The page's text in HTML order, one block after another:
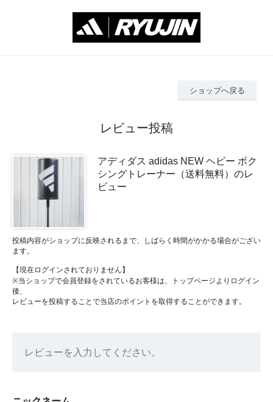
ショップへ戻る
レビュー投稿
アディダス adidas NEW ヘビー ボク
シングトレーナー（送料無料）のレ
ビュー
投稿内容がショップに反映されるまで、しばらく時間がかかる場合がござい
ます。
【現在ログインされておりません】
※当ショップで会員登録をされているお客様は、トップページよりログイン
後、
レビューを投稿することで当店のポイントを取得することができます。
レビューを入力してください。